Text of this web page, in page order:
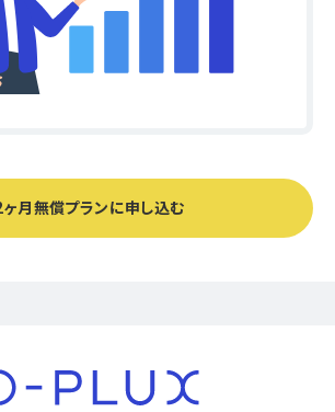
ヶ月無償プランに申し込む